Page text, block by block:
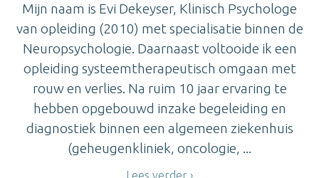
Mijn naam is Evi Dekeyser, Klinisch Psychologe
van opleiding (2010) met specialisatie binnen de
Neuropsychologie. Daarnaast voltooide ik een
opleiding systeemtherapeutisch omgaan met
rouw en verlies. Na ruim 10 jaar ervaring te
hebben opgebouwd inzake begeleiding en
diagnostiek binnen een algemeen ziekenhuis
(geheugenkliniek, oncologie, ...
Lees verder